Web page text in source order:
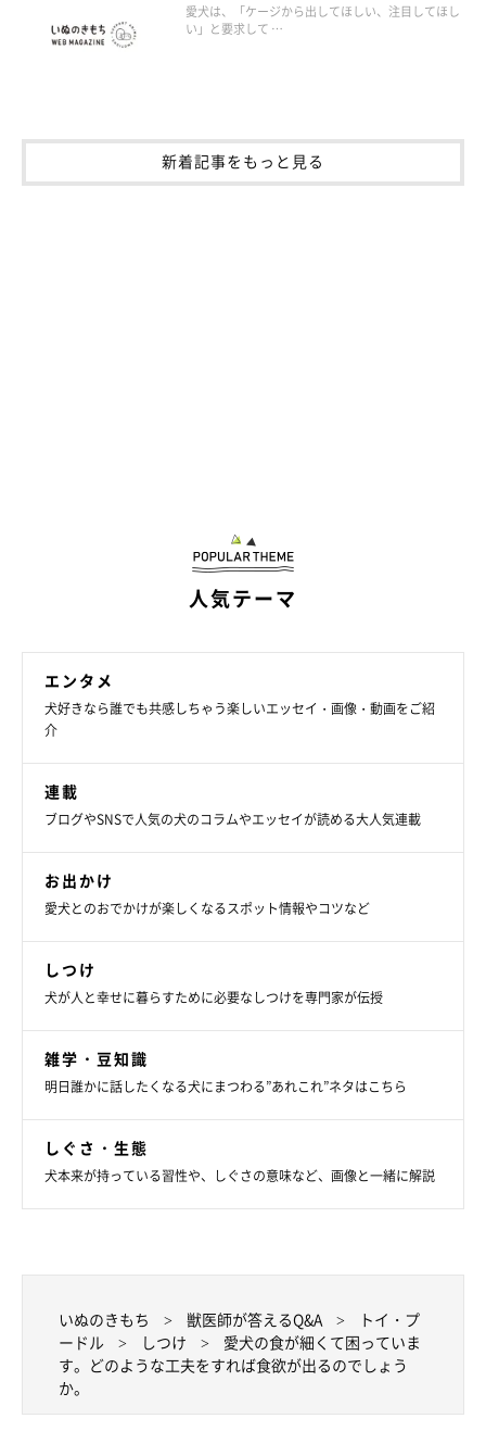
愛犬は、「ケージから出してほしい、注目してほし
い」と要求して …
新着記事をもっと見る
人気テーマ
エンタメ
犬好きなら誰でも共感しちゃう楽しいエッセイ・画像・動画をご紹
介
連載
ブログやSNSで人気の犬のコラムやエッセイが読める大人気連載
お出かけ
愛犬とのおでかけが楽しくなるスポット情報やコツなど
しつけ
犬が人と幸せに暮らすために必要なしつけを専門家が伝授
雑学・豆知識
明日誰かに話したくなる犬にまつわる”あれこれ”ネタはこちら
しぐさ・生態
犬本来が持っている習性や、しぐさの意味など、画像と一緒に解説
いぬのきもち 獣医師が答えるQ&A
トイ・プ
ードル
しつけ
愛犬の食が細くて困っていま
す。どのような工夫をすれば食欲が出るのでしょう
か。